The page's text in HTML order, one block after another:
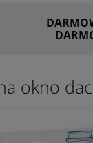
okno